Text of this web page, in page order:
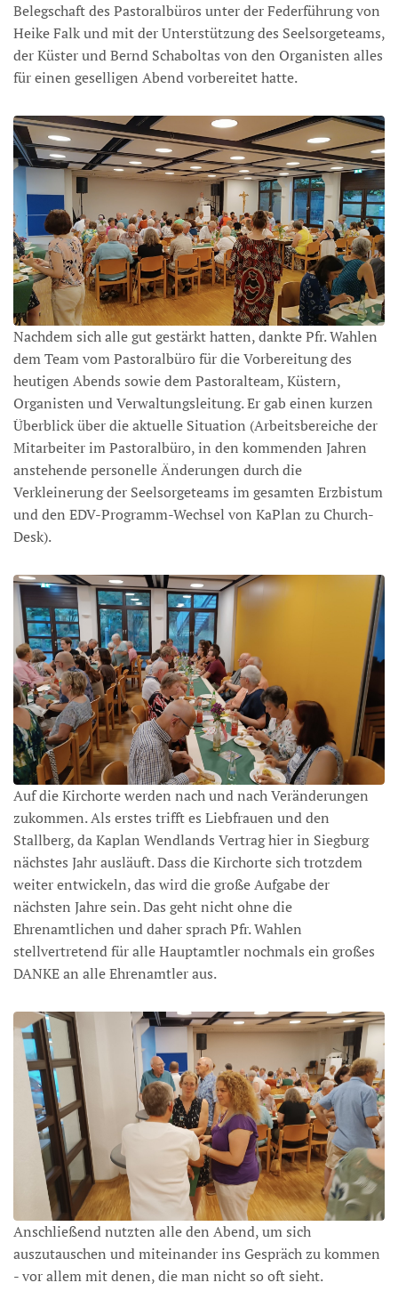
Belegschaft des Pastoralbüros unter der Federführung von
Heike Falk und mit der Unterstützung des Seelsorgeteams,
der Küster und Bernd Schaboltas von den Organisten alles
für einen geselligen Abend vorbereitet hatte.
Nachdem sich alle gut gestärkt hatten, dankte Pfr. Wahlen
dem Team vom Pastoralbüro für die Vorbereitung des
heutigen Abends sowie dem Pastoralteam, Küstern,
Organisten und Verwaltungsleitung. Er gab einen kurzen
Überblick über die aktuelle Situation (Arbeitsbereiche der
Mitarbeiter im Pastoralbüro, in den kommenden Jahren
anstehende personelle Änderungen durch die
Verkleinerung der Seelsorgeteams im gesamten Erzbistum
und den EDV-Programm-Wechsel von KaPlan zu Church-
Desk).
Auf die Kirchorte werden nach und nach Veränderungen
zukommen. Als erstes trifft es Liebfrauen und den
Stallberg, da Kaplan Wendlands Vertrag hier in Siegburg
nächstes Jahr ausläuft. Dass die Kirchorte sich trotzdem
weiter entwickeln, das wird die große Aufgabe der
nächsten Jahre sein. Das geht nicht ohne die
Ehrenamtlichen und daher sprach Pfr. Wahlen
stellvertretend für alle Hauptamtler nochmals ein großes
DANKE an alle Ehrenamtler aus.
Anschließend nutzten alle den Abend, um sich
auszutauschen und miteinander ins Gespräch zu kommen
- vor allem mit denen, die man nicht so oft sieht.